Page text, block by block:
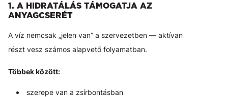
1. A HIDRATÁLÁS TÁMOGATJA AZ
ANYAGCSERÉT
A víz nemcsak „jelen van” a szervezetben — aktívan
részt vesz számos alapvető folyamatban.
Többek között:
szerepe van a zsírbontásban